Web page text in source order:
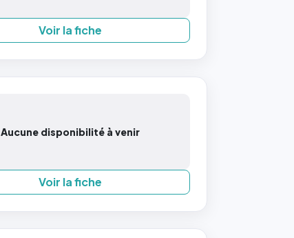
Voir la fiche
Aucune disponibilité à venir
Voir la fiche